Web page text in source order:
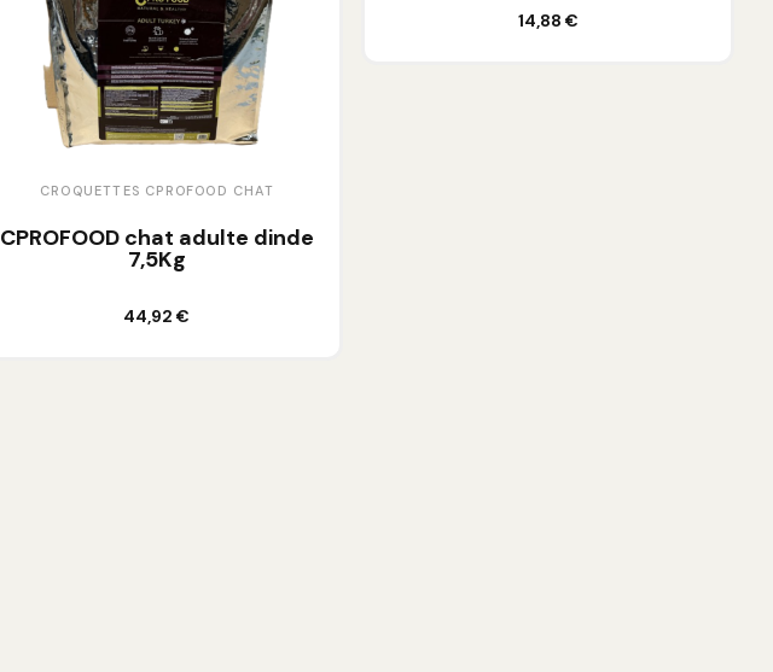
CROQUETTES CPROFOOD CHAT
CPROFOOD chat adulte dinde
7,5Kg
44,92 €
Ajouter au panier
14,88 €
Ajouter au panier